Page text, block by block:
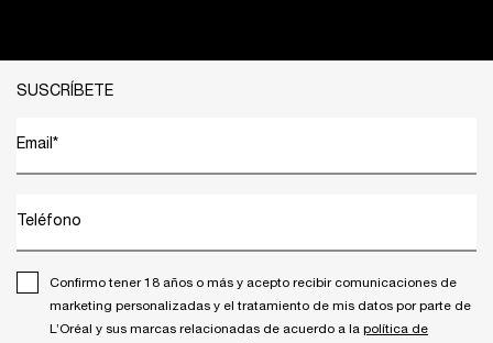
SUSCRÍBETE
Email *
Teléfono
Confirmo tener 18 años o más y acepto recibir comunicaciones de
marketing personalizadas y el tratamiento de mis datos por parte de
L’Oréal y sus marcas relacionadas de acuerdo a la política de